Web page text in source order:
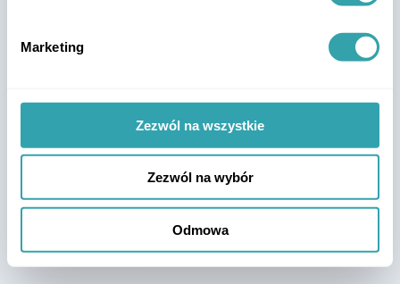
Marketing
Zezwól na wszystkie
Zezwól na wybór
Odmowa